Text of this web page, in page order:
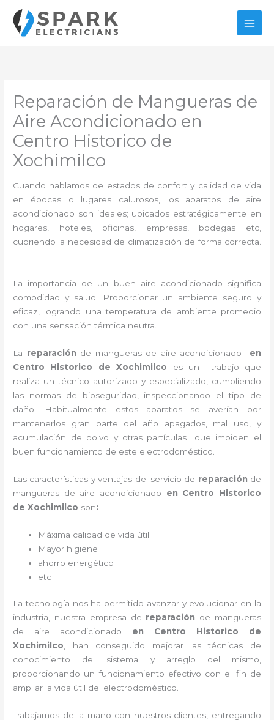
contenido
Reparación de Mangueras de
Aire Acondicionado en
Centro Historico de
Xochimilco
Cuando hablamos de estados de confort y calidad de vida
en épocas o lugares calurosos, los aparatos de aire
acondicionado son ideales; ubicados estratégicamente en
hogares, hoteles, oficinas, empresas, bodegas etc,
cubriendo la necesidad de climatización de forma correcta.
La importancia de un buen aire acondicionado significa
comodidad y salud. Proporcionar un ambiente seguro y
eficaz, logrando una temperatura de ambiente promedio
con una sensación térmica neutra.
La reparación de mangueras de aire acondicionado
en
Centro Historico de Xochimilco
es un
trabajo que
realiza un técnico autorizado y especializado, cumpliendo
las normas de bioseguridad, inspeccionando el tipo de
daño. Habitualmente estos aparatos se averían por
mantenerlos gran parte del año apagados, mal uso, y
acumulación de polvo y otras partículas| que impiden el
buen funcionamiento de este electrodoméstico.
Las características y ventajas del servicio de reparación de
mangueras de aire acondicionado en Centro Historico
de Xochimilco son:
Máxima calidad de vida útil
Mayor higiene
ahorro energético
etc
La tecnología nos ha permitido avanzar y evolucionar en la
industria, nuestra empresa de reparación de mangueras
de
aire acondicionado en Centro Historico de
Xochimilco, han conseguido mejorar las técnicas de
conocimiento del sistema y arreglo del mismo,
proporcionando un funcionamiento efectivo con el fin de
ampliar la vida útil del electrodoméstico.
Trabajamos de la mano con nuestros clientes, entregando